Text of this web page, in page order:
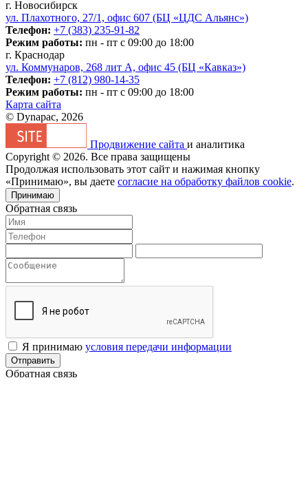
г. Новосибирск
ул. Плахотного, 27/1, офис 607 (БЦ «ЦДС Альянс»)
Телефон: +7 (383) 235-91-82
Режим работы: пн - пт с 09:00 до 18:00
г. Краснодар
ул. Коммунаров, 268 лит А, офис 45 (БЦ «Кавказ»)
Телефон: +7 (812) 980-14-35
Режим работы: пн - пт с 09:00 до 18:00
Карта сайта
© Dynapac, 2026
Продвижение сайта и аналитика
Copyright © 2026. Все права защищены
Продолжая использовать этот сайт и нажимая кнопку
«Принимаю», вы даете согласие на обработку файлов cookie.
Принимаю
Обратная связь
Я принимаю условия передачи информации
Отправить
Обратная связь